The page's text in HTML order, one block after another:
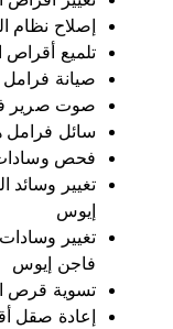
إصلاح نظام
تلميع
صيانة
صوت صرير
سائل
فحص
تغيير وسائد
إيوس
تغيير
فاجن إيوس
تسوية قرص
إعادة صقل